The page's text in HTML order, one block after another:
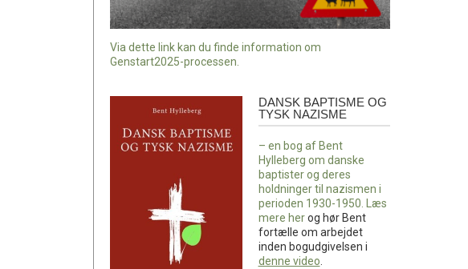
Via dette link kan du finde information om
Genstart2025-processen.
tysk
DANSK BAPTISME OG
TYSK NAZISME
– en bog af Bent
Hylleberg om danske
baptister og deres
holdninger til nazismen i
perioden 1930-1950. Læs
mere herog hør Bent
fortælle om arbejdet
inden bogudgivelsen i
denne video.